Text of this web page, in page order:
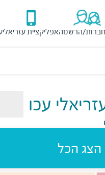
הרשמהאפליקציית עזריאלי
עכו
הצג הכל